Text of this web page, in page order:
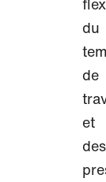
du
de
et
des